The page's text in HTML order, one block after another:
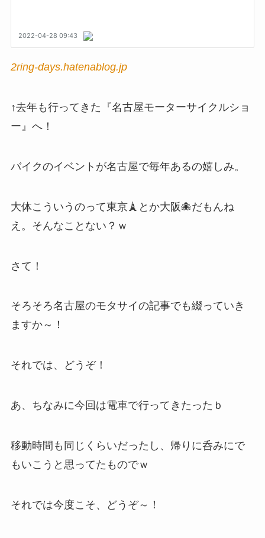
2ring-days.hatenablog.jp
↑去年も行ってきた『名古屋モーターサイクルショ
ー』へ！
バイクのイベントが名古屋で毎年あるの嬉しみ。
大体こういうのって東京🗼とか大阪🐙だもんね
え。そんなことない？ｗ
さて！
そろそろ名古屋のモタサイの記事でも綴っていき
ますか～！
それでは、どうぞ！
あ、ちなみに今回は電車で行ってきたったｂ
移動時間も同じくらいだったし、帰りに呑みにで
もいこうと思ってたものでｗ
それでは今度こそ、どうぞ～！